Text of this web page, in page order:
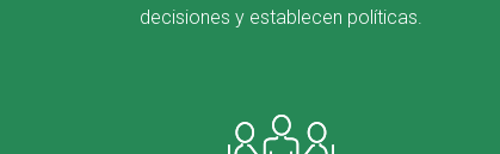
decisiones y establecen políticas.